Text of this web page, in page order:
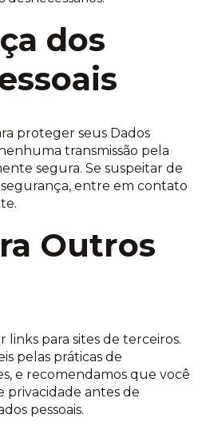
dos
proteger seus Dados
transmissão pela
segura. Se suspeitar de
entre em contato
Outros
links para sites de terceiros.
pelas práticas de
e recomendamos que você
privacidade antes de
pessoais.